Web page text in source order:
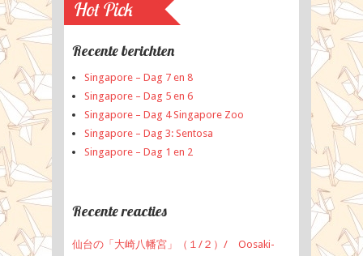
Hot Pick
Recente berichten
Singapore – Dag 7 en 8
Singapore – Dag 5 en 6
Singapore – Dag 4 Singapore Zoo
Singapore – Dag 3: Sentosa
Singapore – Dag 1 en 2
Recente reacties
仙台の「大崎八幡宮」（１/２）/ Oosaki-